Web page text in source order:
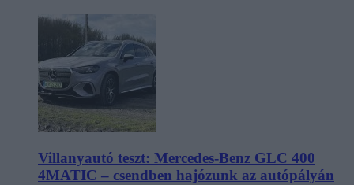
Villanyautó teszt: Mercedes-Benz GLC 400
4MATIC – csendben hajózunk az autópályán